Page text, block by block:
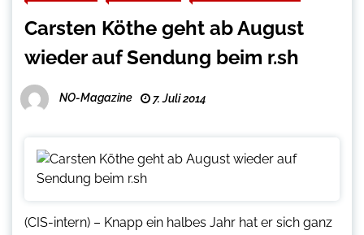
Carsten Köthe geht ab August
wieder auf Sendung beim r.sh
NO-Magazine 7. Juli 2014
(CIS-intern) – Knapp ein halbes Jahr hat er sich ganz